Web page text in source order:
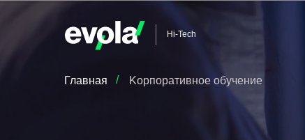
Hi-Tech
/
Главная Kорпоративное обучение